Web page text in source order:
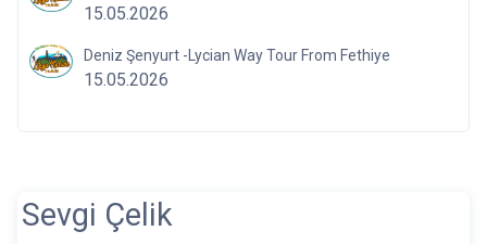
Sevgi Çelik
15.05.2026
Deniz Şenyurt -Lycian Way Tour From Fethiye
15.05.2026